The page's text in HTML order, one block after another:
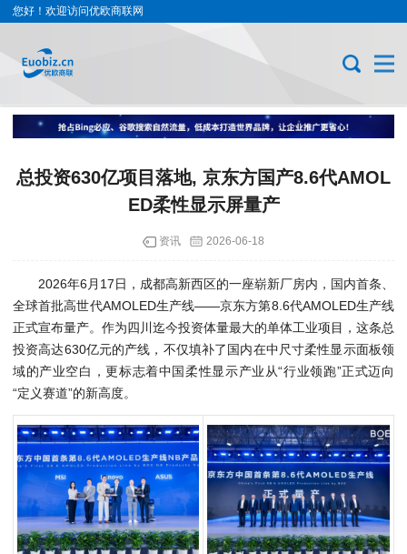
您好！欢迎访问优欧商联网
总投资630亿项目落地, 京东方国产8.6代AMOL
ED柔性显示屏量产
资讯 2026-06-18
2026年6月17日，成都高新西区的一座崭新厂房内，国内首条、
全球首批高世代AMOLED生产线——京东方第8.6代AMOLED生产线
正式宣布量产。作为四川迄今投资体量最大的单体工业项目，这条总
投资高达630亿元的产线，不仅填补了国内在中尺寸柔性显示面板领
域的产业空白，更标志着中国柔性显示产业从“行业领跑”正式迈向
“定义赛道”的新高度。